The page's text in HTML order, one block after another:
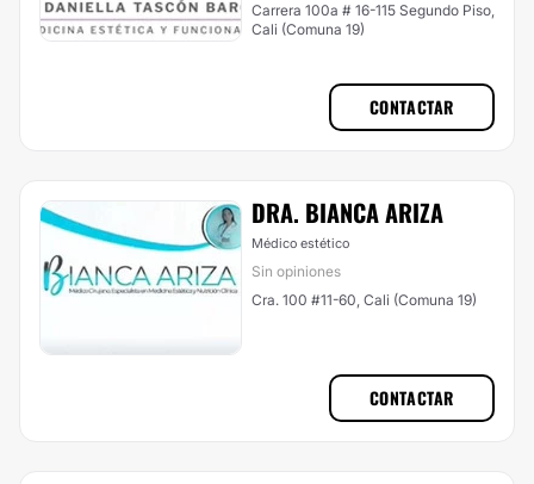
Carrera 100a # 16-115 Segundo Piso,
Cali (Comuna 19)
CONTACTAR
DRA. BIANCA ARIZA
Médico estético
Sin opiniones
Cra. 100 #11-60, Cali (Comuna 19)
CONTACTAR